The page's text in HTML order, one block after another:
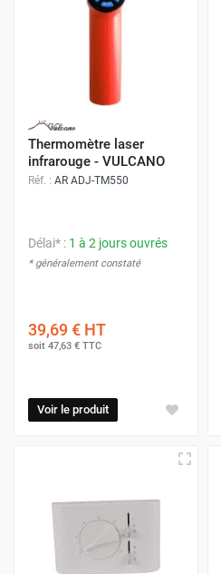
Thermomètre laser
infrarouge - VULCANO
Réf. : AR ADJ-TM550
Délai* : 1 à 2 jours ouvrés
* généralement constaté
39,69 € HT
soit 47,63 € TTC
Voir le produit